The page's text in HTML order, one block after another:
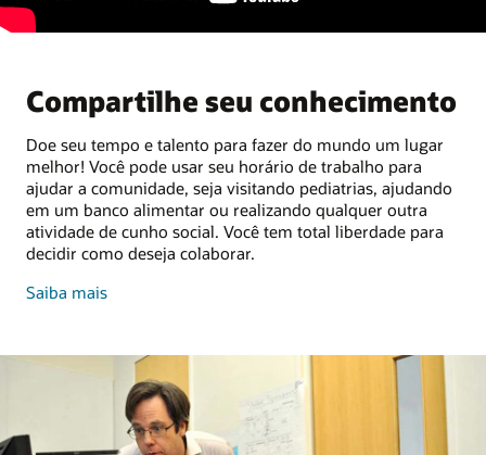
Compartilhe seu conhecimento
Doe seu tempo e talento para fazer do mundo um lugar
melhor! Você pode usar seu horário de trabalho para
ajudar a comunidade, seja visitando pediatrias, ajudando
em um banco alimentar ou realizando qualquer outra
atividade de cunho social. Você tem total liberdade para
decidir como deseja colaborar.
Saiba maiscompartilhe